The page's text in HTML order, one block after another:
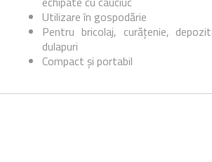
Utilizare în gospodărie
Pentru bricolaj, curățenie,
dulapuri
Compact și portabil